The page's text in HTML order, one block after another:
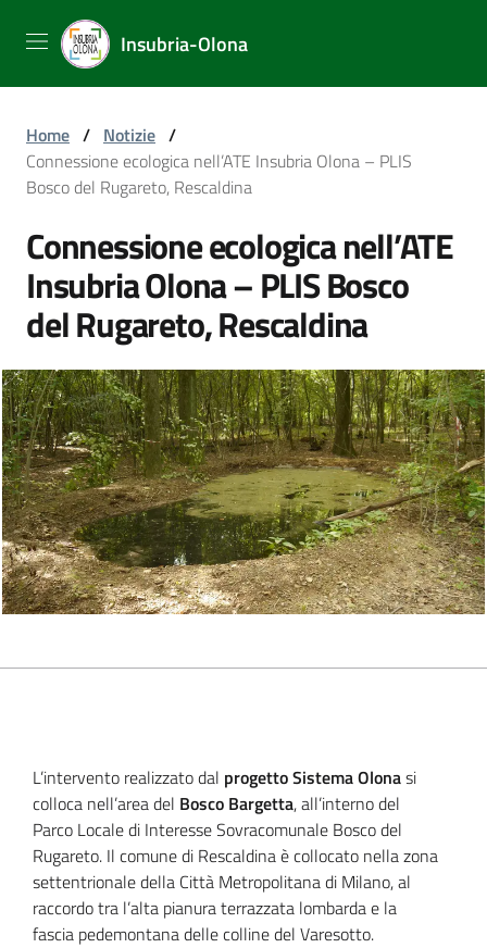
Insubria-Olona
Home / Notizie /
Connessione ecologica nell’ATE Insubria Olona – PLIS
Bosco del Rugareto, Rescaldina
Connessione ecologica nell’ATE
Insubria Olona – PLIS Bosco
del Rugareto, Rescaldina
L’intervento realizzato dal progetto Sistema Olonasi
colloca nell’area del Bosco Bargetta, all’interno del
Parco Locale di Interesse Sovracomunale Bosco del
Rugareto. Il comune di Rescaldina è collocato nella zona
settentrionale della Città Metropolitana di Milano, al
raccordo tra l’alta pianura terrazzata lombarda e la
fascia pedemontana delle colline del Varesotto.